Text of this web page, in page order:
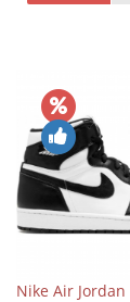
Nike Air Jordan